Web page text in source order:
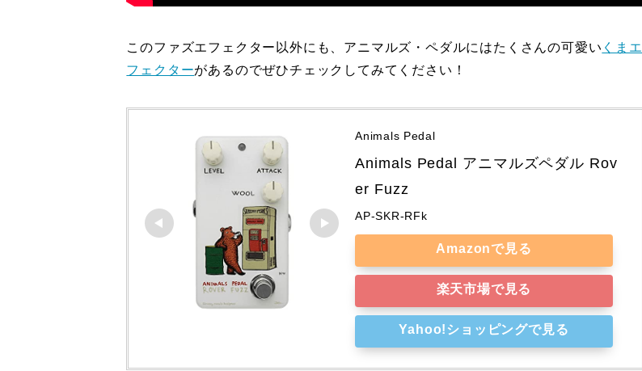
このファズエフェクター以外にも、アニマルズ・ペダルにはたくさんの可愛い くまエ
フェクターがあるのでぜひチェックしてみてください！
Animals Pedal
Animals Pedal アニマルズペダル Rov
er Fuzz
AP-SKR-RFk
Amazonで見る
楽天市場で見る
Yahoo!ショッピングで見る